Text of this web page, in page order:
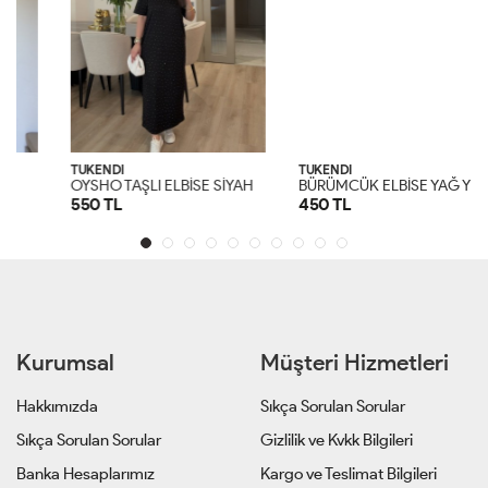
L XL
TÜKENDİ
550 TL
S M
TÜKENDİ
450 TL
Kurumsal
Hakkımızda
Sıkça Sorulan Sorular
Banka Hesaplarımız
Müşteri Hizmetleri
Sıkça Sorulan Sorular
Gizlilik ve Kvkk Bilgileri
Kargo ve Teslimat Bilgileri